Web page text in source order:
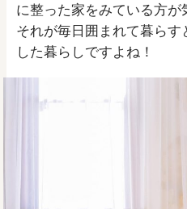
に整った家をみている方が
それが毎日囲まれて暮ら
した暮らしですよね！